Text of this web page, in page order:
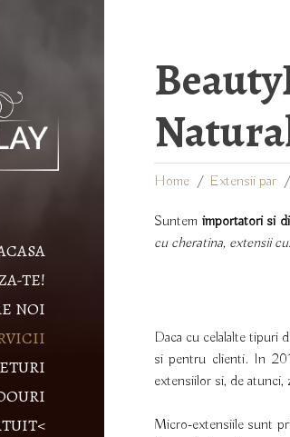
TE!
NOI
Home Extensii par
Suntem importatori si
cu cheratina, extensii
Daca cu celalalte tipuri
si pentru clienti. In
extensiilor si, de
Micro-extensiile sunt